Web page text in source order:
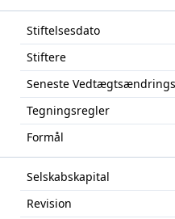
Stiftelsesdato
Stiftere
Seneste
Tegningsregler
Formål
Selskabskapital
Revision